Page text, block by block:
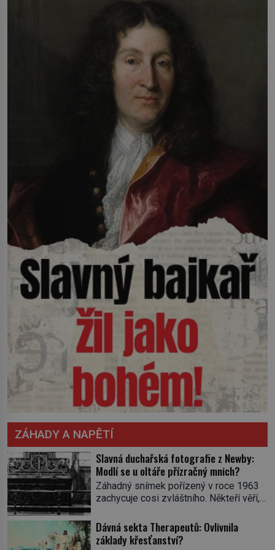
ZÁHADY A NAPĚTÍ
Slavná duchařská fotografie z Newby:
Modlí se u oltáře přízračný mnich?
Záhadný snímek pořízený v roce 1963
zachycuje cosi zvláštního. Někteří věří,
oltáře je duch mnicha ze 16. století s
bílým závojem přes obličej, který
pravděpodobně zakrývá lepru nebo jiné
Dávná sekta Therapeutů: Ovlivnila
základy křesťanství?